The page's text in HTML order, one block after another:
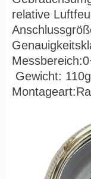
relative
Gewicht: